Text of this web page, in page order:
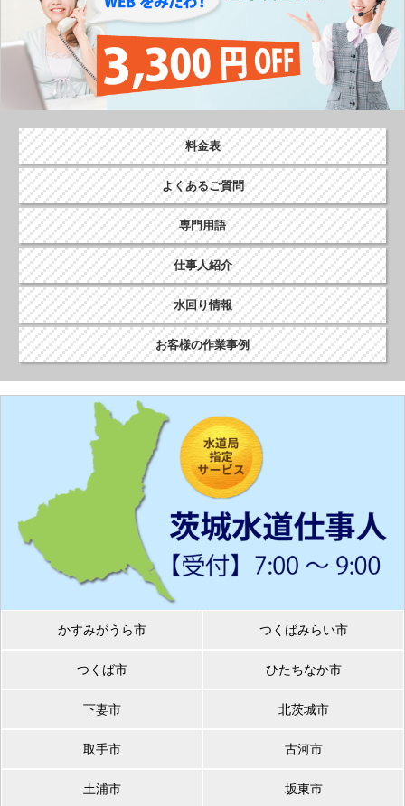
ゲ
ー
シ
ョ
ン
料金表
よくあるご質問
専門用語
仕事人紹介
水回り情報
お客様の作業事例
かすみがうら市 つくばみらい市
つくば市 ひたちなか市
下妻市 北茨城市
取手市 古河市
土浦市 坂東市